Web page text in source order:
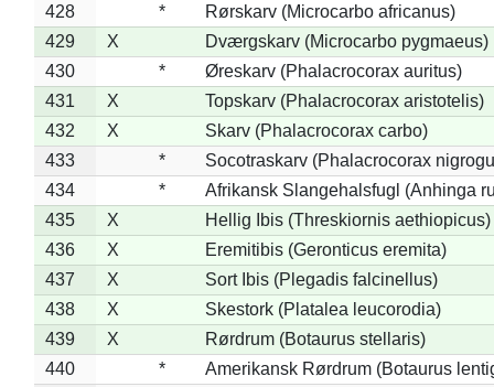
428
*
Rørskarv (Microcarbo africanus)
429
X
Dværgskarv (Microcarbo pygmaeus)
430
*
Øreskarv (Phalacrocorax auritus)
431
X
Topskarv (Phalacrocorax aristotelis)
432
X
Skarv (Phalacrocorax carbo)
433
*
Socotraskarv (Phalacrocorax
434
*
Afrikansk Slangehalsfugl (Anhinga
435
X
Hellig Ibis (Threskiornis aethiopicus)
436
X
Eremitibis (Geronticus eremita)
437
X
Sort Ibis (Plegadis falcinellus)
438
X
Skestork (Platalea leucorodia)
439
X
Rørdrum (Botaurus stellaris)
440
*
Amerikansk Rørdrum (Botaurus